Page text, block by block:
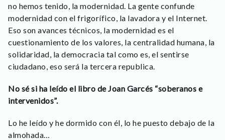
no hemos tenido, la modernidad. La gente confunde
modernidad con el frigorífico, la lavadora y el Internet.
Eso son avances técnicos, la modernidad es el
cuestionamiento de los valores, la centralidad humana, la
solidaridad, la democracia tal como es, el sentirse
ciudadano, eso será la tercera republica.
No sé si ha leído el libro de Joan Garcés “soberanos e
intervenidos”.
Lo he leído y he dormido con él, lo he puesto debajo de la
almohada…